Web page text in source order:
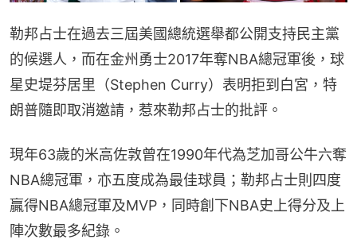
勒邦占士在過去三屆美國總統選舉都公開支持民主黨
的候選人，而在金州勇士2017年奪NBA總冠軍後，球
星史堤芬居里（Stephen Curry）表明拒到白宮，特
朗普隨即取消邀請，惹來勒邦占士的批評。
現年63歲的米高佐敦曾在1990年代為芝加哥公牛六奪
NBA總冠軍，亦五度成為最佳球員；勒邦占士則四度
贏得NBA總冠軍及MVP，同時創下NBA史上得分及上
陣次數最多紀錄。